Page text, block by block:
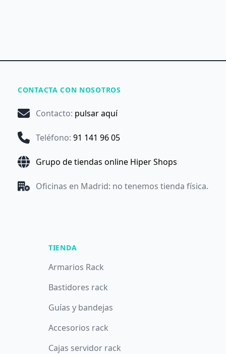
CONTACTA CON NOSOTROS
Contacto: pulsar aquí
Teléfono: 91 141 96 05
Grupo de tiendas online Hiper Shops
Oficinas en Madrid: no tenemos tienda física.
TIENDA
Armarios Rack
Bastidores rack
Guías y bandejas
Accesorios rack
Cajas servidor rack